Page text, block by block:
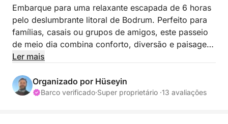
Embarque para uma relaxante escapada de 6 horas
pelo deslumbrante litoral de Bodrum. Perfeito para
famílias, casais ou grupos de amigos, este passeio
de meio dia combina conforto, diversão e paisagens
inesquecíveis.
Começamos nossa jornada na Marina de Bodrum e
seguimos direto para o paraíso.
Ler mais
Organizado por Hüseyin
Barco verificado·Super proprietário ·13 avaliações